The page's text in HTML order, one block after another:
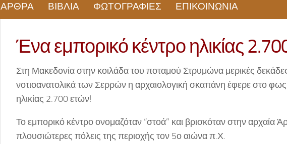
ΑΡΘΡΑ ΒΙΒΛΙΑ ΦΩΤΟΓΡΑΦΙΕΣ ΕΠΙΚΟΙΝΩΝΙΑ
Ένα εμπορικό κέντρο ηλικίας
Στη Μακεδονία στην κοιλάδα του ποταμού Στρυμώνα μερικές
νοτιοανατολικά των Σερρών η αρχαιολογική σκαπάνη έφερε στο
ηλικίας 2.700 ετών!
Το εμπορικό κέντρο ονομαζόταν “στοά” και βρισκόταν στην αρχαία
πλουσιώτερες πόλεις της περιοχής τον 5ο αιώνα π.Χ.